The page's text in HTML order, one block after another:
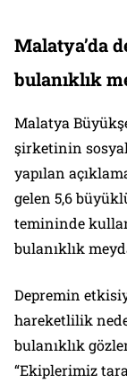
Malatya’da
bulanıklık
Malatya
şirketinin
yapılan
gelen 5,6
temininde
bulanıklık
Depremin
hareketlilik
bulanıklık
“Ekiplerimiz